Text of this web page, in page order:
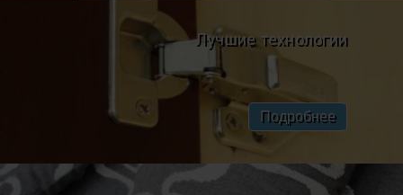
Лучшие технологии
Подробнее